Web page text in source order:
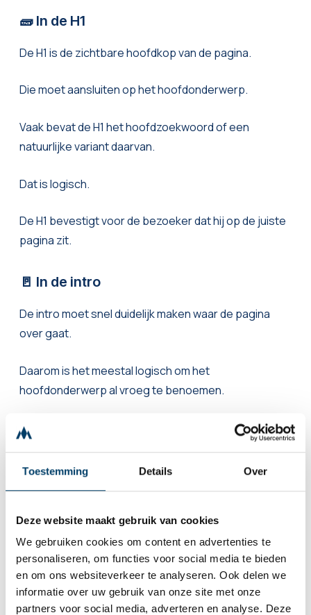
Toestemming Details Over
Deze website maakt gebruik van cookies
We gebruiken cookies om content en advertenties te
personaliseren, om functies voor social media te bieden
en om ons websiteverkeer te analyseren. Ook delen we
informatie over uw gebruik van onze site met onze
partners voor social media, adverteren en analyse. Deze
🧱 In de H1
De H1 is de zichtbare hoofdkop van de pagina.
Die moet aansluiten op het hoofdonderwerp.
Vaak bevat de H1 het hoofdzoekwoord of een
natuurlijke variant daarvan.
Dat is logisch.
De H1 bevestigt voor de bezoeker dat hij op de juiste
pagina zit.
🚪 In de intro
De intro moet snel duidelijk maken waar de pagina
over gaat.
Daarom is het meestal logisch om het
hoofdonderwerp al vroeg te benoemen.
Niet geforceerd in de eerste zin omdat het “moet”.
Maar omdat de bezoeker snel bevestiging nodig
De intro zet de toon.
En zoekwoorden kunnen daarbij helpen.
📚 In H2’s en H3’s